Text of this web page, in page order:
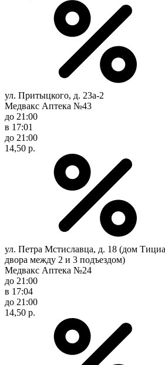
ул. Притыцкого, д. 23а-2
Медвакс Аптека №43
до 21:00
в 17:01
до 21:00
14,50 р.
ул. Петра Мстиславца, д. 18 (дом
двора между 2 и 3 подъездом)
Медвакс Аптека №24
до 21:00
в 17:04
до 21:00
14,50 р.